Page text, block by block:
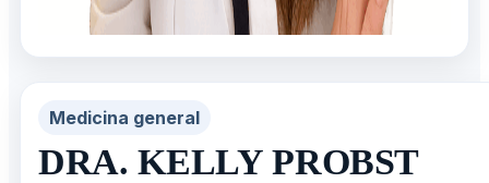
Medicina general
DRA. KELLY PROBST